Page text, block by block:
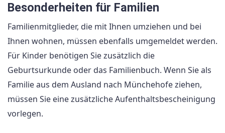
Besonderheiten für Familien
Familienmitglieder, die mit Ihnen umziehen und bei
Ihnen wohnen, müssen ebenfalls umgemeldet werden.
Für Kinder benötigen Sie zusätzlich die
Geburtsurkunde oder das Familienbuch. Wenn Sie als
Familie aus dem Ausland nach Münchehofe ziehen,
müssen Sie eine zusätzliche Aufenthaltsbescheinigung
vorlegen.